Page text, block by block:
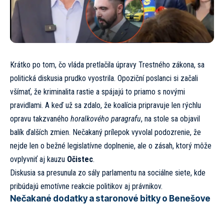
Krátko po tom, čo vláda pretlačila úpravy Trestného zákona, sa
politická diskusia prudko vyostrila. Opoziční poslanci si začali
všímať, že kriminalita rastie a spájajú to priamo s novými
pravidlami. A keď už sa zdalo, že koalícia pripravuje len rýchlu
opravu takzvaného horalkového paragrafu, na stole sa objavil
balík ďalších zmien. Nečakaný prílepok vyvolal podozrenie, že
nejde len o bežné legislatívne doplnenie, ale o zásah, ktorý môže
ovplyvniť aj kauzu Očistec.
Diskusia sa presunula zo sály parlamentu na sociálne siete, kde
pribúdajú emotívne reakcie politikov aj právnikov.
Nečakané dodatky a staronové bitky o Benešove